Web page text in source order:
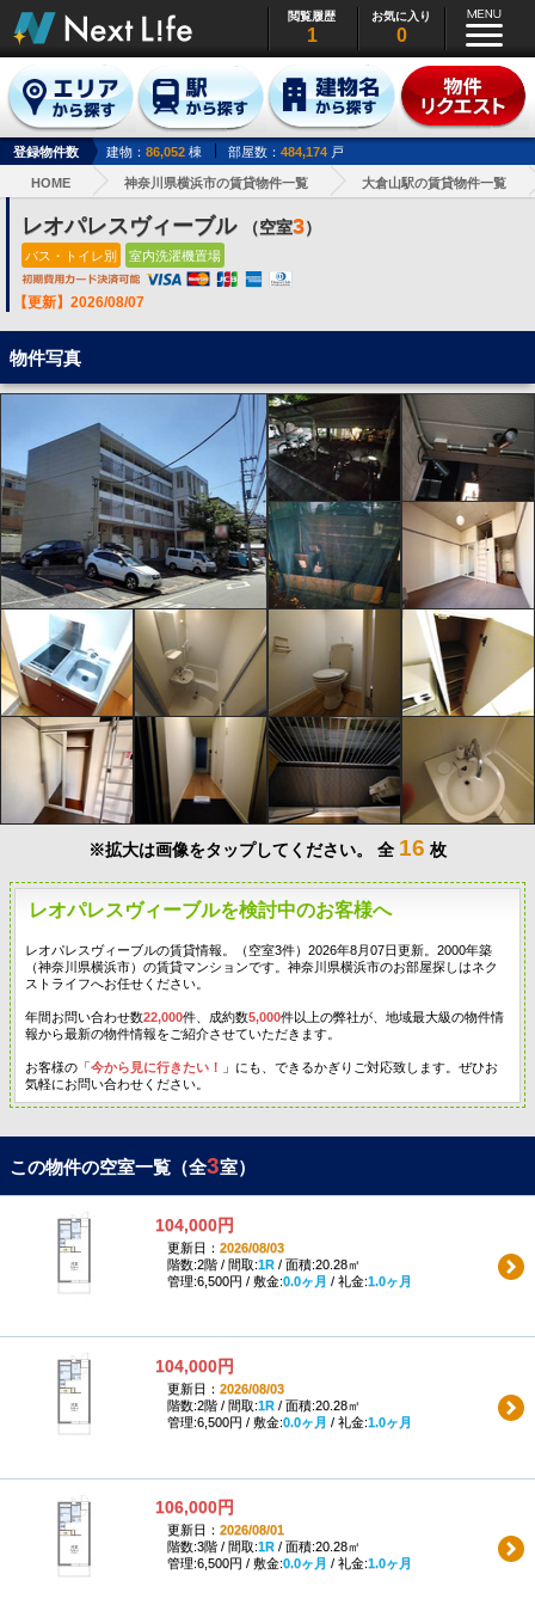
閲覧履歴
1
お気に入り
0
登録物件数 建物： 86,052 棟 部屋数： 484,174 戸
HOME 神奈川県横浜市の賃貸物件一覧 大倉山駅の賃貸物件一覧
レオパレスヴィーブル （空室3）
バス・トイレ別 室内洗濯機置場
【更新】2026/08/07
物件写真
※拡大は画像をタップしてください。 全 16 枚
レオパレスヴィーブルを検討中のお客様へ
レオパレスヴィーブルの賃貸情報。（空室3件）2026年8月07日更新。2000年築
（神奈川県横浜市）の賃貸マンションです。神奈川県横浜市のお部屋探しはネク
ストライフへお任せください。
年間お問い合わせ数22,000件、成約数5,000件以上の弊社が、地域最大級の物件情
報から最新の物件情報をご紹介させていただきます。
お客様の「今から見に行きたい！
」にも、できるかぎりご対応致します。ぜひお
気軽にお問い合わせください。
この物件の空室一覧（全3室）
104,000円
更新日： 2026/08/03
階数:2階 / 間取:1R/ 面積:20.28㎡
管理:6,500円 / 敷金:0.0ヶ月 / 礼金:1.0ヶ月
104,000円
更新日： 2026/08/03
階数:2階 / 間取:1R/ 面積:20.28㎡
管理:6,500円 / 敷金:0.0ヶ月 / 礼金:1.0ヶ月
106,000円
更新日： 2026/08/01
階数:3階 / 間取:1R/ 面積:20.28㎡
管理:6,500円 / 敷金:0.0ヶ月 / 礼金:1.0ヶ月